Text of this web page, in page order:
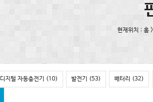
현재위치 : 홈
디지털 자동충전기 (10) 발전기 (53) 배터리 (32)